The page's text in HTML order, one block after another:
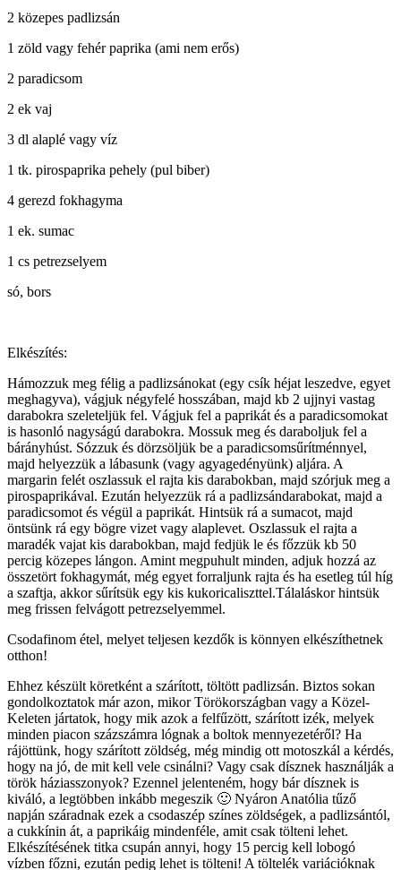
2 közepes padlizsán
1 zöld vagy fehér paprika (ami nem erős)
2 paradicsom
2 ek vaj
3 dl alaplé vagy víz
1 tk. pirospaprika pehely (pul biber)
4 gerezd fokhagyma
1 ek. sumac
1 cs petrezselyem
só, bors
Elkészítés:
Hámozzuk meg félig a padlizsánokat (egy csík héjat leszedve, egyet
meghagyva), vágjuk négyfelé hosszában, majd kb 2 ujjnyi vastag
darabokra szeleteljük fel. Vágjuk fel a paprikát és a paradicsomokat
is hasonló nagyságú darabokra. Mossuk meg és daraboljuk fel a
bárányhúst. Sózzuk és dörzsöljük be a paradicsomsűrítménnyel,
majd helyezzük a lábasunk (vagy agyagedényünk) aljára. A
margarin felét oszlassuk el rajta kis darabokban, majd szórjuk meg a
pirospaprikával. Ezután helyezzük rá a padlizsándarabokat, majd a
paradicsomot és végül a paprikát. Hintsük rá a sumacot, majd
öntsünk rá egy bögre vizet vagy alaplevet. Oszlassuk el rajta a
maradék vajat kis darabokban, majd fedjük le és főzzük kb 50
percig közepes lángon. Amint megpuhult minden, adjuk hozzá az
összetört fokhagymát, még egyet forraljunk rajta és ha esetleg túl híg
a szaftja, akkor sűrítsük egy kis kukoricaliszttel.Tálaláskor hintsük
meg frissen felvágott petrezselyemmel.
Csodafinom étel, melyet teljesen kezdők is könnyen elkészíthetnek
otthon!
Ehhez készült köretként a szárított, töltött padlizsán. Biztos sokan
gondolkoztatok már azon, mikor Törökországban vagy a Közel-
Keleten jártatok, hogy mik azok a felfűzött, szárított izék, melyek
minden piacon százszámra lógnak a boltok mennyezetéről? Ha
rájöttünk, hogy szárított zöldség, még mindig ott motoszkál a kérdés,
hogy na jó, de mit kell vele csinálni? Vagy csak dísznek használják a
török háziasszonyok? Ezennel jelenteném, hogy bár dísznek is
kiváló, a legtöbben inkább megeszik 🙂 Nyáron Anatólia tűző
napján száradnak ezek a csodaszép színes zöldségek, a padlizsántól,
a cukkínin át, a paprikáig mindenféle, amit csak tölteni lehet.
Elkészítésének titka csupán annyi, hogy 15 percig kell lobogó
vízben főzni, ezután pedig lehet is tölteni! A töltelék variációknak